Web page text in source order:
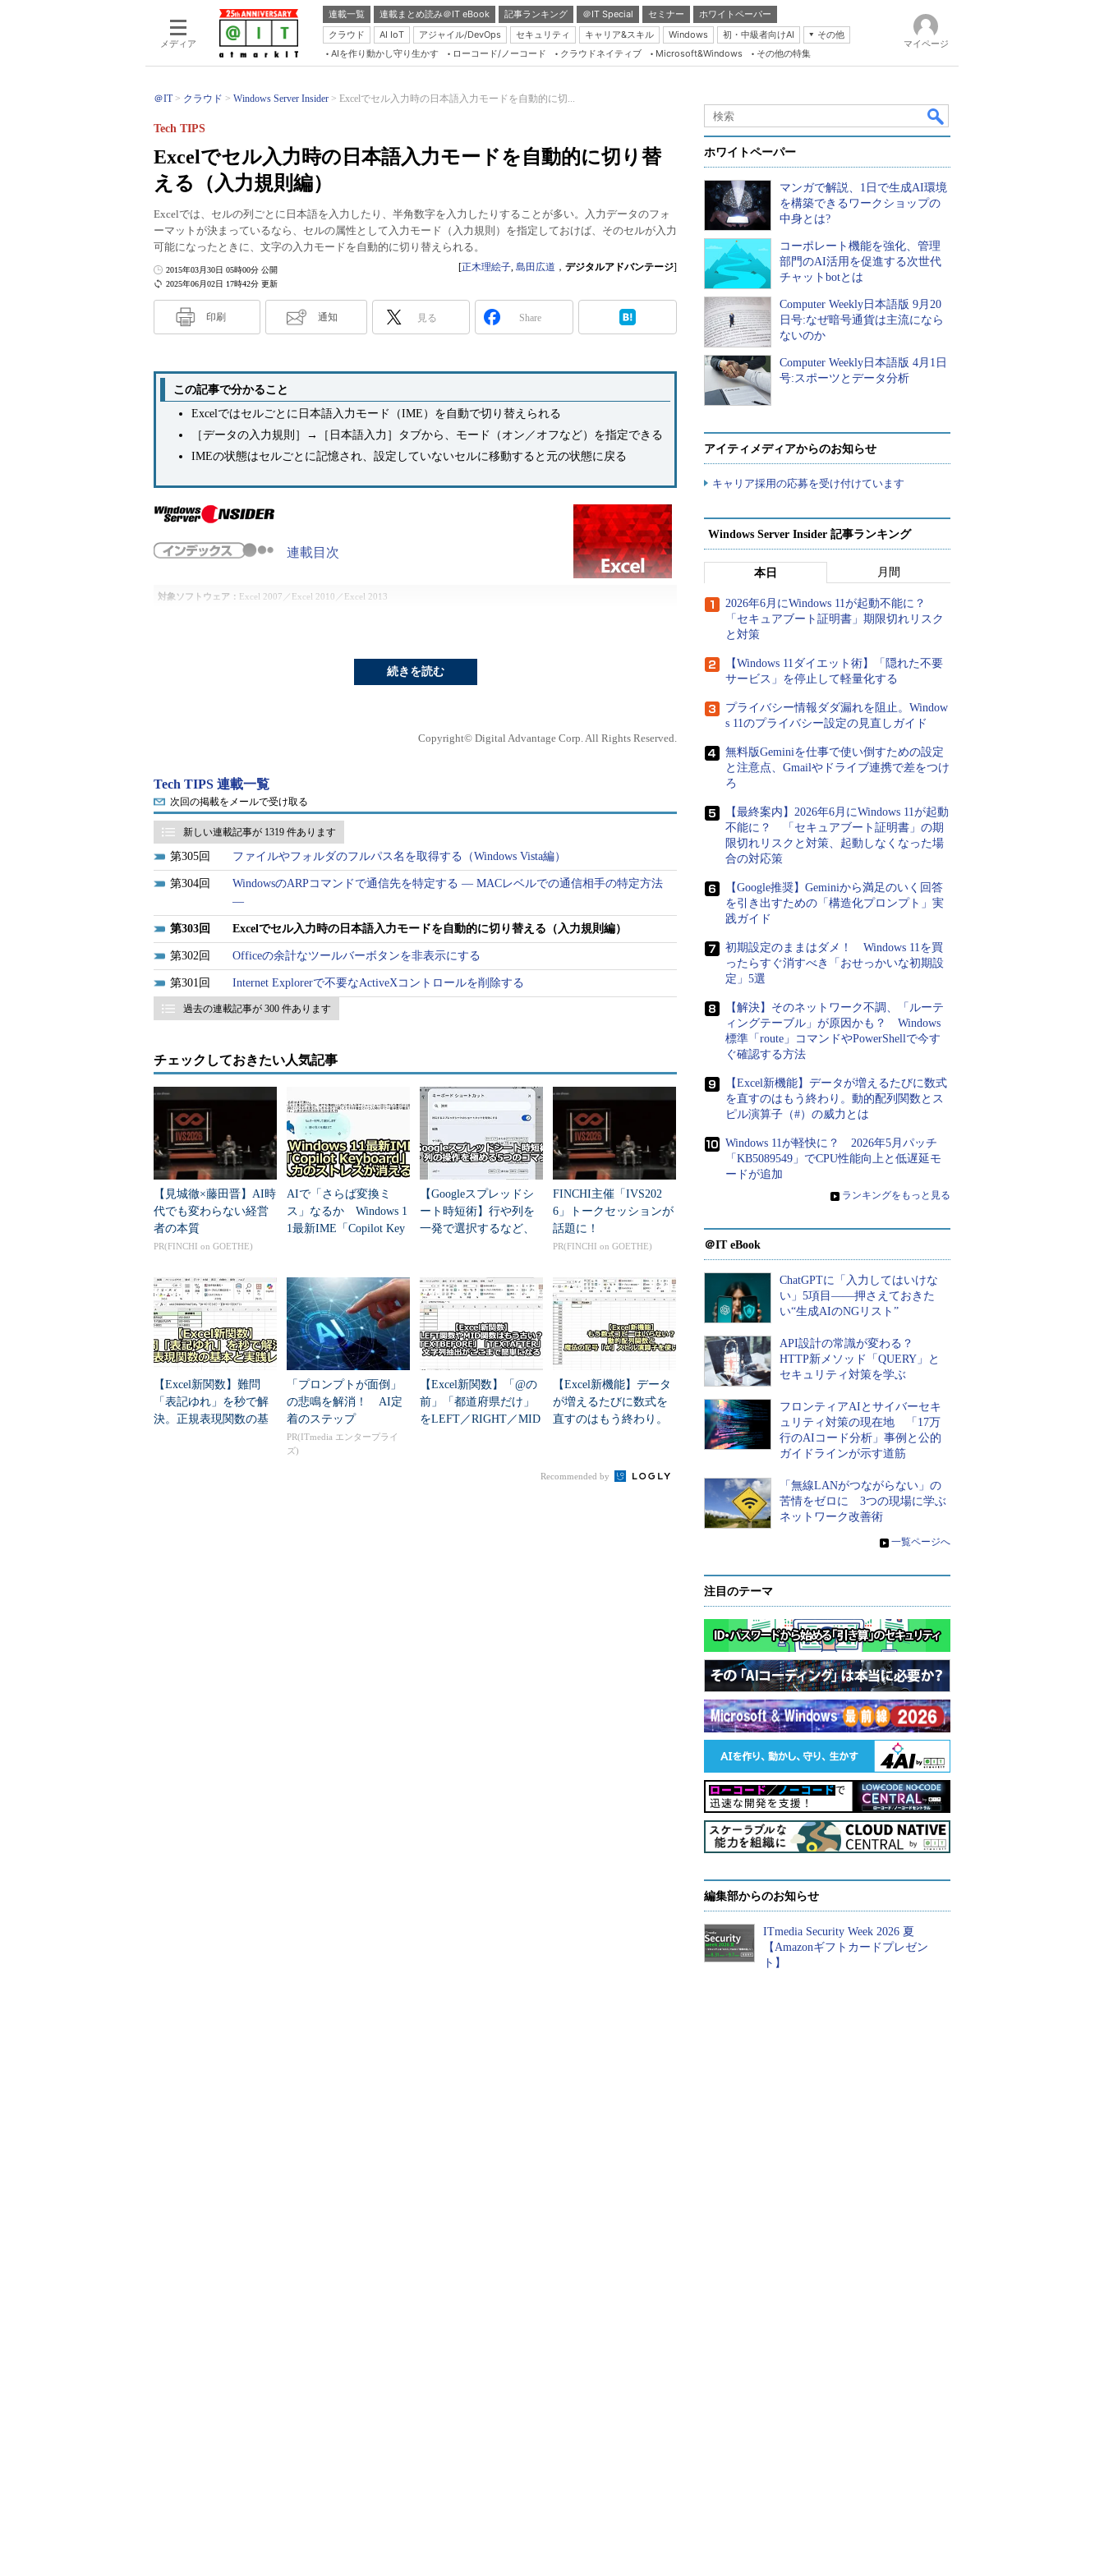
メディア
連載一覧 連載まとめ読み＠IT eBook 記事ランキング ＠IT Special セミナー
ホワイトペーパー
クラウド
AI IoT アジャイル/DevOps セキュリティ キャリア&スキル Windows 初・中級者向けAI
その他
Server & Storage
Java Agile
Database Expert
Linux ＆ OSS
Master of IP Network
Security & Trust
Test & Tools
AIを作り動かし守り生かす ローコード/ノーコード クラウドネイティブ Microsoft&Windows その他の特集
マイページ
＠IT クラウド Windows Server Insider Excelでセル入力時の日本語入力モードを自動的に切...
Excelでセル入力時の日本語入力モードを自動的に切り替
える（入力規則編）
Tech TIPS
Excelでは、セルの列ごとに日本語を入力したり、半角数字を入力したりすることが多い。入力データのフォ
ーマットが決まっているなら、セルの属性として入力モード（入力規則）を指定しておけば、そのセルが入力
可能になったときに、文字の入力モードを自動的に切り替えられる。
2025年06月02日 17時42分 更新
2015年03月30日 05時00分 公開 [正木理絵子, 島田広道 ， デジタルアドバンテージ]
印刷 通知 見る Share
この記事で分かること
Excelではセルごとに日本語入力モード（IME）を自動で切り替えられる
［データの入力規則］→［日本語入力］タブから、モード（オン／オフなど）を指定できる
IMEの状態はセルごとに記憶され、設定していないセルに移動すると元の状態に戻る
連載目次
対象ソフトウェア： Excel 2007／Excel 2010／Excel 2013
この場合、セルごとに日本語（全角文字）を入力したり、半角で数字を入力したりする
言うまでもなく、日本語を入力する場合は「
未確定文字入力→漢字変換→確定という処理が必要である。一方、数字入力では、かな
漢字変換をオフにして直接入力することが多いだろう。いったん全角で未確定文字とし
て数字を入力してから、半角数字に変換するのでは、どうしても入力速度が落ちるから
だ。
このように日本語と半角数字の入力を続けていると、かな漢字変換がオンなのか、オ
フなのか分からなくなり、間違って全角数字を入力してしまうなどの間違いが起こる。
入力モードを常に意識しながら入力するのは、精神的な負担になる（もちろん、間違え
ると単純に打鍵数が増えるという物理的な負担もある）。こうした入力作業が面倒だと
感じたことがある人は多いだろう。
このような場合は、Excelの対象セルに、属性としてキーボードの入力モード（
則）を設定すればよい。例えば、日本語入力を「オン」に指定すれば、そのセルがアク
ティブになったキーにかな漢字変換が自動的にオンになる。逆に日本語入力を「オフ」
に指定すれば、かな漢字変換が自動的にオフになる。
操作方法
以下ではExcel 2010を例に挙げて説明している。ただ、特記しない限り、操作方法は
Excel 2007／Excel 2013でも共通だ。
セルをアクティブにしたときに、自動的にかな漢字変換をオンにしたければ（日本語
を入力したければ）、まずシートの中から指定したい全てのセルを選択してから、［デ
ータ］－［データ ツール］枠にある［データの入力規則］ボタンをクリックする。
次に、表示される「データの入力規則」ダイアログで［日本語入力］タブを選び、日
本語入力のドロップダウンリストで「オン」を選び、最後に［OK］ボタンをクリックし
てダイアログボックスを閉じる。
続きを読む
Copyright© Digital Advantage Corp. All Rights Reserved.
Tech TIPS 連載一覧
次回の掲載をメールで受け取る
新しい連載記事が 1319 件あります
305 ファイルやフォルダのフルパス名を取得する（Windows Vista編）
304
WindowsのARPコマンドで通信先を特定する ― MACレベルでの通信相手の特定方法
―
303 Excelでセル入力時の日本語入力モードを自動的に切り替える（入力規則編）
302 Officeの余計なツールバーボタンを非表示にする
301 Internet Explorerで不要なActiveXコントロールを削除する
過去の連載記事が 300 件あります
チェックしておきたい人気記事
【見城徹×藤田晋】AI時
代でも変わらない経営
者の本質
PR(FINCHI on GOETHE)
AIで「さらば変換ミ
ス」なるか Windows 1
1最新IME「Copilot Key
【Googleスプレッドシ
ート時短術】行や列を
一発で選択するなど、
トカット
FINCHI主催「IVS202
6」トークセッションが
話題に！
PR(FINCHI on GOETHE)
【Excel新関数】難問
「表記ゆれ」を秒で解
決。正規表現関数の基
「プロンプトが面倒」
の悲鳴を解消！ AI定
着のステップ
PR(ITmedia エンタープライ
ズ)
【Excel新関数】「@の
前」「都道府県だけ」
をLEFT／RIGHT／MID
【Excel新機能】データ
が増えるたびに数式を
直すのはもう終わり。
Recommended by
ホワイトペーパー
マンガで解説、1日で生成AI環境
を構築できるワークショップの
中身とは?
コーポレート機能を強化、管理
部門のAI活用を促進する次世代
チャットbotとは
Computer Weekly日本語版 9月20
日号:なぜ暗号通貨は主流になら
ないのか
Computer Weekly日本語版 4月1日
号:スポーツとデータ分析
アイティメディアからのお知らせ
キャリア採用の応募を受け付けています
Windows Server Insider 記事ランキング
本日 月間
2026年6月にWindows 11が起動不能に？
「セキュアブート証明書」期限切れリスク
と対策
【Windows 11ダイエット術】「隠れた不要
サービス」を停止して軽量化する
プライバシー情報ダダ漏れを阻止。Window
s 11のプライバシー設定の見直しガイド
無料版Geminiを仕事で使い倒すための設定
と注意点、Gmailやドライブ連携で差をつけ
ろ
【最終案内】2026年6月にWindows 11が起動
不能に？ 「セキュアブート証明書」の期
限切れリスクと対策、起動しなくなった場
合の対応策
【Google推奨】Geminiから満足のいく回答
を引き出すための「構造化プロンプト」実
践ガイド
初期設定のままはダメ！ Windows 11を買
ったらすぐ消すべき「おせっかいな初期設
定」5選
【解決】そのネットワーク不調、「ルーテ
ィングテーブル」が原因かも？ Windows
標準「route」コマンドやPowerShellで今す
ぐ確認する方法
【Excel新機能】データが増えるたびに数式
を直すのはもう終わり。動的配列関数とス
ピル演算子（#）の威力とは
Windows 11が軽快に？ 2026年5月パッチ
「KB5089549」でCPU性能向上と低遅延モ
ードが追加
» ランキングをもっと見る
＠IT eBook
ChatGPTに「入力してはいけな
い」5項目――押さえておきた
い“生成AIのNGリスト”
API設計の常識が変わる？
HTTP新メソッド「QUERY」と
セキュリティ対策を学ぶ
フロンティアAIとサイバーセキ
ュリティ対策の現在地 「17万
行のAIコード分析」事例と公的
ガイドラインが示す道筋
「無線LANがつながらない」の
苦情をゼロに 3つの現場に学ぶ
ネットワーク改善術
» 一覧ページへ
注目のテーマ
編集部からのお知らせ
ITmedia Security Week 2026 夏
【Amazonギフトカードプレゼン
ト】